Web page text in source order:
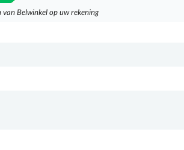
Belwinkel op uw rekening